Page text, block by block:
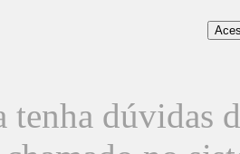
tenha dúvidas